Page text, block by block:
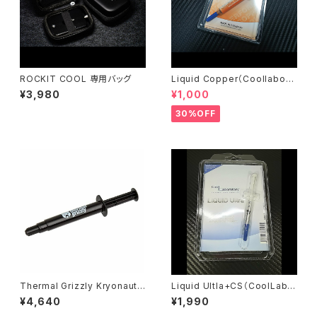
ROCKIT COOL 専用バッグ
¥3,980
Liquid Copper（Coollabora
tory）
¥1,000
30%OFF
Thermal Grizzly Kryonaut t
hermal compound - 11.1gra
ms / 3ml
¥4,640
Liquid Ultla+CS（CoolLabor
atory）
¥1,990